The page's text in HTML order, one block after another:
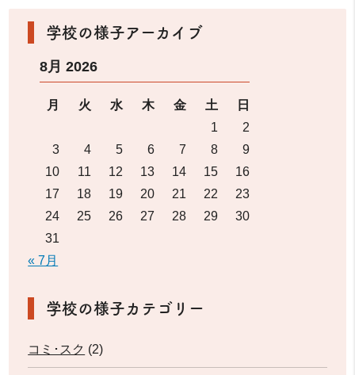
学校の様子アーカイブ
8月 2026
月 火 水 木 金 土
日
1
2
3
4 5 6 7 8
9
10
11 12 13 14 15
16
17
18 19 20 21 22
23
24
25 26 27 28 29
30
31
« 7月
学校の様子カテゴリー
コミ･スク (2)